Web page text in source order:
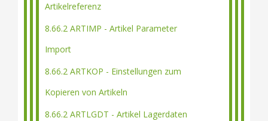
Artikelreferenz
8.66.2 ARTIMP - Artikel Parameter
Import
8.66.2 ARTKOP - Einstellungen zum
Kopieren von Artikeln
8.66.2 ARTLGDT - Artikel Lagerdaten